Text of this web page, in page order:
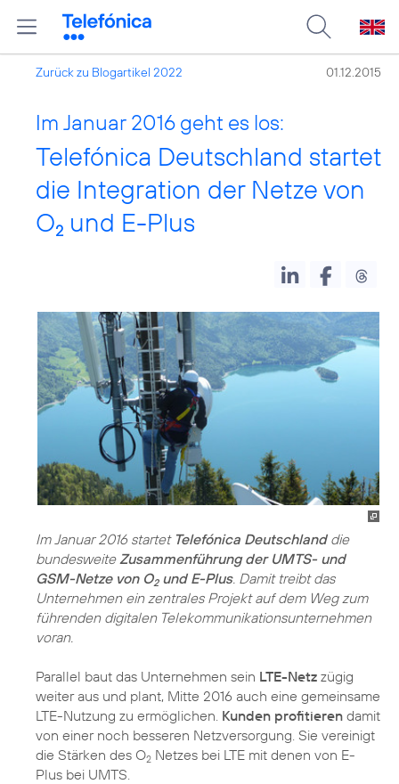
Zurück zu Blogartikel 2022 01.12.2015
Im Januar 2016 geht es los:
Telefónica Deutschland startet
die Integration der Netze von
O2 und E-Plus
Im Januar 2016 startet Telefónica Deutschlanddie
bundesweite Zusammenführung der UMTS- und
GSM-Netze von O2und E-Plus. Damit treibt das
Unternehmen ein zentrales Projekt auf dem Weg zum
führenden digitalen Telekommunikationsunternehmen
voran.
Parallel baut das Unternehmen sein LTE-Netz zügig
weiter aus und plant, Mitte 2016 auch eine gemeinsame
LTE-Nutzung zu ermöglichen. Kunden profitieren damit
von einer noch besseren Netzversorgung. Sie vereinigt
die Stärken des O2 Netzes bei LTE mit denen von E-
Plus bei UMTS.